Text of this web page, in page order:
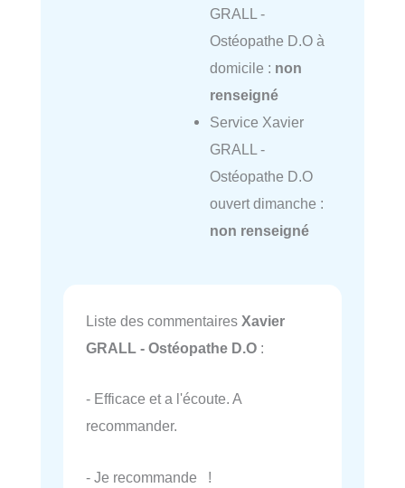
GRALL -
Ostéopathe D.O à
domicile : non
renseigné
Service Xavier
GRALL -
Ostéopathe D.O
ouvert dimanche :
non renseigné
Liste des commentaires Xavier
GRALL - Ostéopathe D.O :
- Efficace et a l'écoute. A
recommander.
- Je recommande !